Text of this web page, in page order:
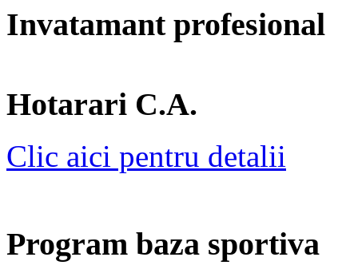
Invatamant profesional
Hotarari C.A.
Clic aici pentru detalii
Program baza sportiva